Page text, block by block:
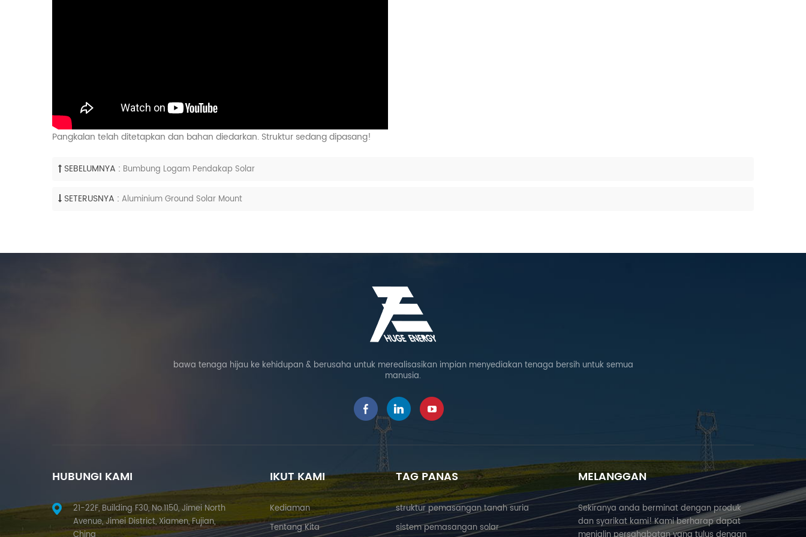
Pangkalan telah ditetapkan dan bahan diedarkan. Struktur sedang dipasang!
SEBELUMNYA : Bumbung Logam Pendakap Solar
SETERUSNYA : Aluminium Ground Solar Mount
bawa tenaga hijau ke kehidupan & berusaha untuk merealisasikan impian menyediakan tenaga bersih untuk semua
manusia.
HUBUNGI KAMI
21-22F, Building F30, No.1150, Jimei North
Avenue, Jimei District, Xiamen, Fujian,
IKUT KAMI
Kediaman
Tentang Kita
TAG PANAS
struktur pemasangan tanah suria
sistem pemasangan solar
MELANGGAN
Sekiranya anda berminat dengan produk
dan syarikat kami! Kami berharap dapat